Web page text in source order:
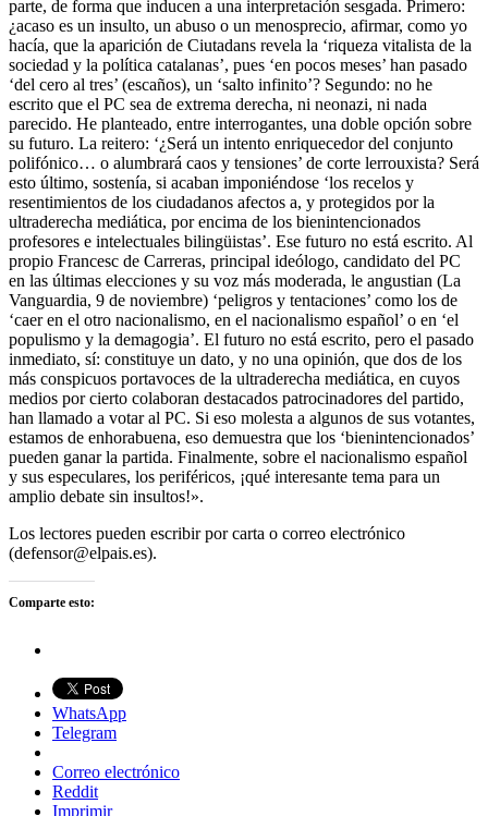
parte, de forma que inducen a una interpretación sesgada. Primero:
¿acaso es un insulto, un abuso o un menosprecio, afirmar, como yo
hacía, que la aparición de Ciutadans revela la ‘riqueza vitalista de la
sociedad y la política catalanas’, pues ‘en pocos meses’ han pasado
‘del cero al tres’ (escaños), un ‘salto infinito’? Segundo: no he
escrito que el PC sea de extrema derecha, ni neonazi, ni nada
parecido. He planteado, entre interrogantes, una doble opción sobre
su futuro. La reitero: ‘¿Será un intento enriquecedor del conjunto
polifónico… o alumbrará caos y tensiones’ de corte lerrouxista? Será
esto último, sostenía, si acaban imponiéndose ‘los recelos y
resentimientos de los ciudadanos afectos a, y protegidos por la
ultraderecha mediática, por encima de los bienintencionados
profesores e intelectuales bilingüistas’. Ese futuro no está escrito. Al
propio Francesc de Carreras, principal ideólogo, candidato del PC
en las últimas elecciones y su voz más moderada, le angustian (La
Vanguardia, 9 de noviembre) ‘peligros y tentaciones’ como los de
‘caer en el otro nacionalismo, en el nacionalismo español’ o en ‘el
populismo y la demagogia’. El futuro no está escrito, pero el pasado
inmediato, sí: constituye un dato, y no una opinión, que dos de los
más conspicuos portavoces de la ultraderecha mediática, en cuyos
medios por cierto colaboran destacados patrocinadores del partido,
han llamado a votar al PC. Si eso molesta a algunos de sus votantes,
estamos de enhorabuena, eso demuestra que los ‘bienintencionados’
pueden ganar la partida. Finalmente, sobre el nacionalismo español
y sus especulares, los periféricos, ¡qué interesante tema para un
amplio debate sin insultos!».
Los lectores pueden escribir por carta o correo electrónico
(defensor@elpais.es).
Comparte esto:
WhatsApp
Telegram
Correo electrónico
Reddit
Imprimir